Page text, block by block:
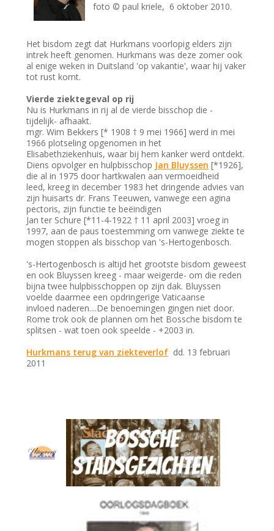
foto © paul kriele, 6 oktober 2010.
Het bisdom zegt dat Hurkmans voorlopig elders zijn
intrek heeft genomen. Hurkmans was deze zomer ook
al enige weken in Duitsland 'op vakantie', waar hij vaker
tot rust komt.
Vierde ziektegeval op rij
Nu is Hurkmans in rij al de vierde bisschop die -
tijdelijk- afhaakt.
mgr. Wim Bekkers [* 1908 † 9 mei 1966] werd in mei
1966 plotseling opgenomen in het
Elisabethziekenhuis, waar bij hem kanker werd ontdekt.
Diens opvolger en hulpbisschop Jan Bluyssen [*1926],
die al in 1975 door hartkwalen aan vermoeidheid
leed, kreeg in december 1983 het dringende advies van
zijn huisarts dr. Frans Teeuwen, vanwege een agina
pectoris, zijn functie te beëindigen
Jan ter Schure [*11-4-1922 † 11 april 2003] vroeg in
1997, aan de paus toestemming om vanwege ziekte te
mogen stoppen als bisschop van 's-Hertogenbosch.
's-Hertogenbosch is altijd het grootste bisdom geweest
en ook Bluyssen kreeg - maar weigerde- om die reden
bijna twee hulpbisschoppen op zijn dak. Bluyssen
voelde daarmee een opdringerige Vaticaanse
invloed naderen....De benoemingen gingen niet door.
Rome trok ook de plannen om het Bossche bisdom te
splitsen - wat toen ook speelde - +2003 in.
Hurkmans terug van ziekteverlof dd. 13 februari
2011